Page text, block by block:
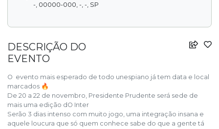
-, 00000-000, -, -, SP
DESCRIÇÃO DO
EVENTO
O evento mais esperado de todo unespiano já tem data e local
marcados 🔥
De 20 a 22 de novembro, Presidente Prudente será sede de
mais uma edição dO Inter
Serão 3 dias intenso com muito jogo, uma integração insana e
aquele loucura que só quem conhece sabe do que a gente tá